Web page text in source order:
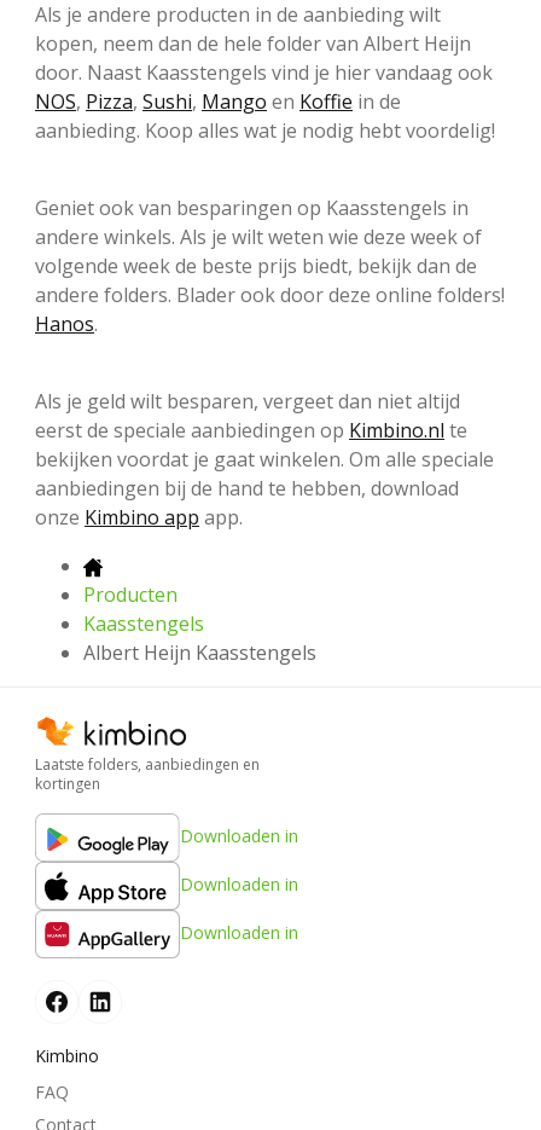
Als je andere producten in de aanbieding wilt
kopen, neem dan de hele folder van Albert Heijn
door. Naast Kaasstengels vind je hier vandaag ook
NOS, Pizza, Sushi, Mango en Koffie in de
aanbieding. Koop alles wat je nodig hebt voordelig!
Geniet ook van besparingen op Kaasstengels in
andere winkels. Als je wilt weten wie deze week of
volgende week de beste prijs biedt, bekijk dan de
andere folders. Blader ook door deze online folders!
Hanos.
Als je geld wilt besparen, vergeet dan niet altijd
eerst de speciale aanbiedingen op Kimbino.nl te
bekijken voordat je gaat winkelen. Om alle speciale
aanbiedingen bij de hand te hebben, download
onze Kimbino app app.
Producten
Kaasstengels
Albert Heijn Kaasstengels
Laatste folders, aanbiedingen en
kortingen
Downloaden in
Downloaden in
Downloaden in
Kimbino
FAQ
Contact